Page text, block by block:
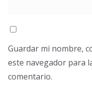
Guardar mi nombre,
este navegador para
comentario.